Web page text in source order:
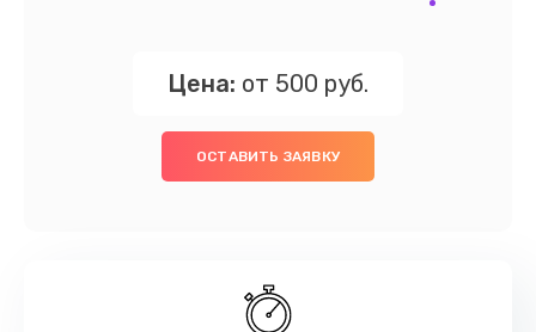
Цена: от 500 руб.
ОСТАВИТЬ ЗАЯВКУ